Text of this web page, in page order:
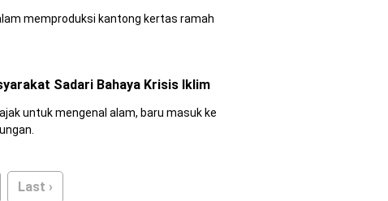
memproduksi kantong kertas ramah
Sadari Bahaya Krisis Iklim
untuk mengenal alam, baru masuk ke
Last ›